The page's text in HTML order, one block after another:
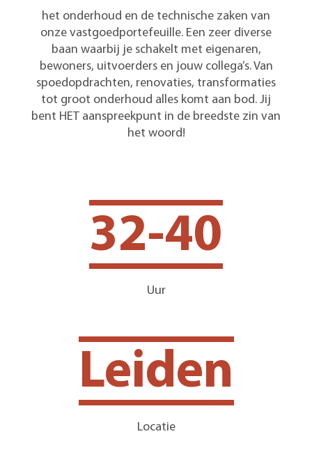
het onderhoud en de technische zaken van
onze vastgoedportefeuille. Een zeer diverse
baan waarbij je schakelt met eigenaren,
bewoners, uitvoerders en jouw collega’s. Van
spoedopdrachten, renovaties, transformaties
tot groot onderhoud alles komt aan bod. Jij
bent HET aanspreekpunt in de breedste zin van
het woord!
32-40
Uur
Leiden
Locatie